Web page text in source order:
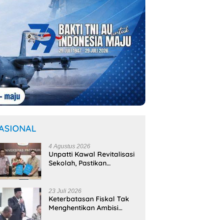
4 Agustus 2026
Unpatti Kawal Revitalisasi
Sekolah, Pastikan
Sasaran
23 Juli 2026
Keterbatasan Fiskal Tak
Menghentikan Ambisi